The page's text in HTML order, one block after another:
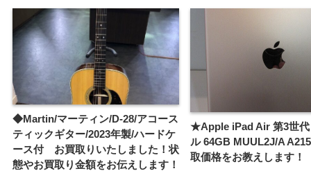
◆Martin/マーティン/D-28/アコース
ティックギター/2023年製/ハードケ
ース付 お買取りいたしました！状
態やお買取り金額をお伝えします！
★Apple iPad Air 第3世代
ル 64GB MUUL2J/A
取価格をお教えします！